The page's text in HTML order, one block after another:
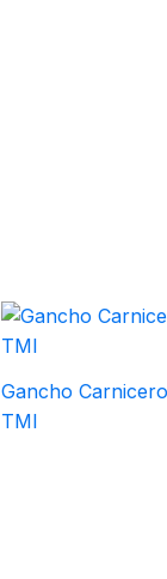
Gancho
TMI